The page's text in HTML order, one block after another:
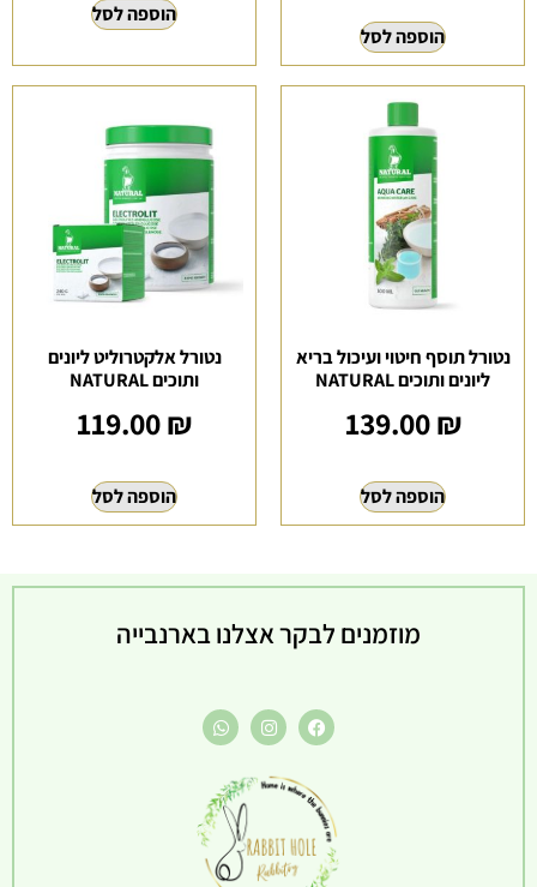
הוספה לסל
הוספה לסל
נטורל תוסף חיטוי ועיכול בריא
ליונים ותוכים NATURAL
139.00₪
הוספה לסל
נטורל אלקטרוליט ליונים
ותוכים NATURAL
119.00₪
הוספה לסל
מוזמנים לבקר אצלנו בארנבייה